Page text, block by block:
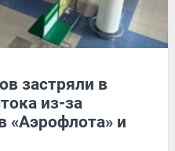
застряли в
из-за
«Аэрофлота» и